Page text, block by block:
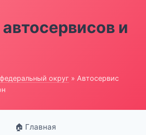
и
округ » Автосервис
🏠 Главная